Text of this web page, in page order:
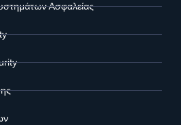
Ασφαλείας